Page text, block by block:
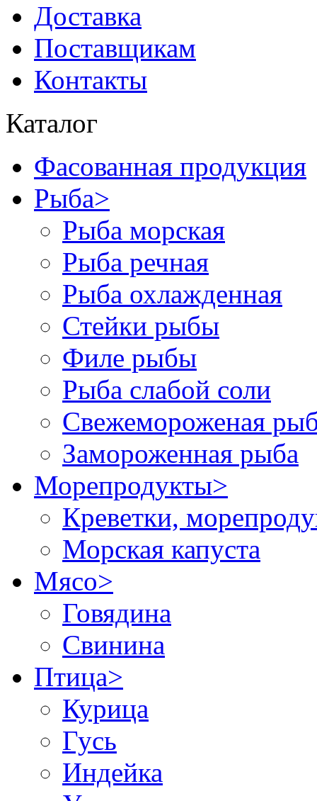
Доставка
Поставщикам
Контакты
Каталог
Фасованная продукция
Рыба>
Рыба морская
Рыба речная
Рыба охлажденная
Стейки рыбы
Филе рыбы
Рыба слабой соли
Свежемороженая
Замороженная рыба
Морепродукты>
Креветки,
Морская капуста
Мясо>
Говядина
Свинина
Птица>
Курица
Гусь
Индейка